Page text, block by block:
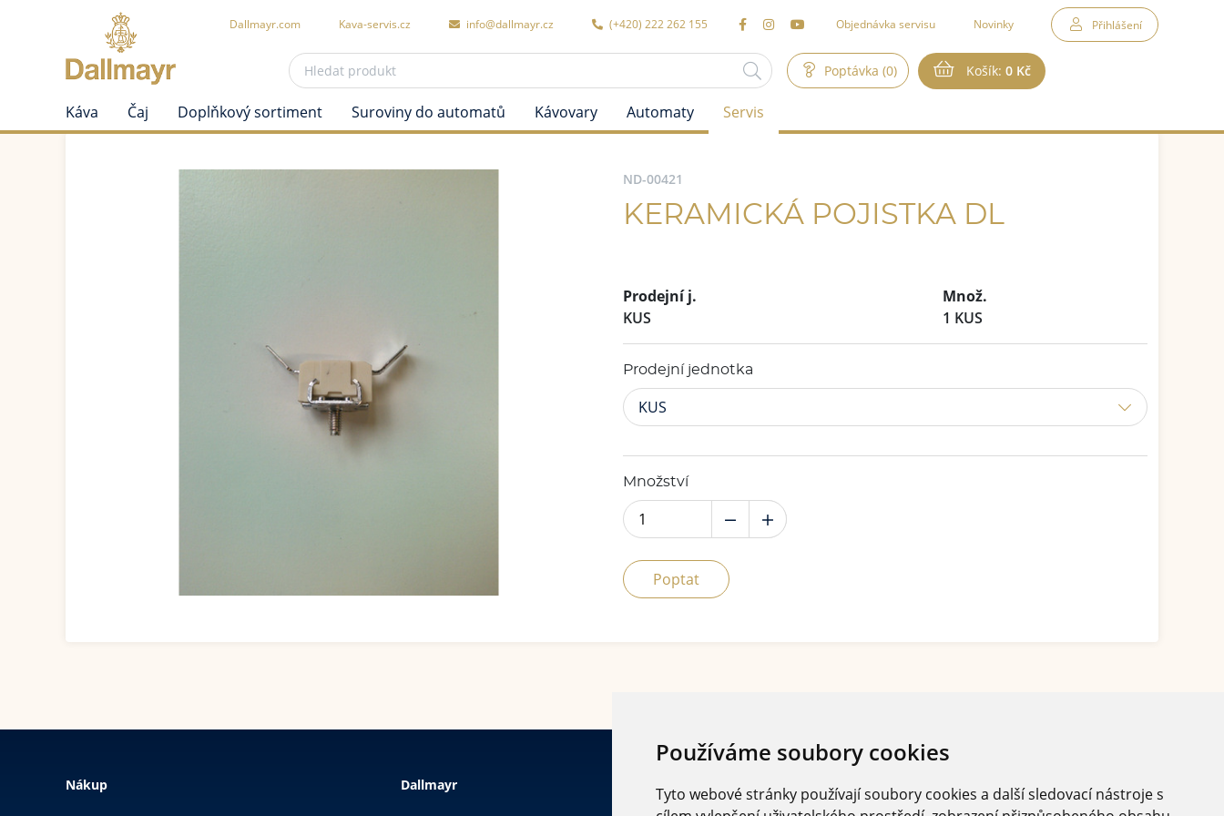
Používáme soubory cookies
Tyto webové stránky používají soubory cookies a další sledovací nástroje s
Přihlášení
Dallmayr.com Kava-servis.cz info@dallmayr.cz (+420) 222 262 155 Objednávka servisu Novinky
Poptávka (0) Košík:0 Kč
ND-00421
KERAMICKÁ POJISTKA DL
Prodejní j.
Množ.
KUS
1 KUS
Prodejní jednotka
KUS
Množství
Poptat
Káva Čaj Doplňkový sortiment Suroviny do automatů Kávovary Automaty Servis
Nákup Dallmayr